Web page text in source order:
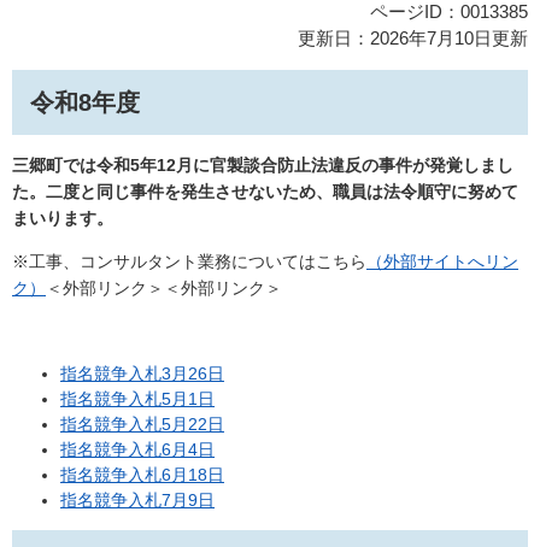
ページID：0013385
更新日：2026年7月10日更新
令和8年度
三郷町では令和5年12月に官製談合防止法違反の事件が発覚しまし
た。二度と同じ事件を発生させないため、職員は法令順守に努めて
まいります。
※工事、コンサルタント業務についてはこちら
（外部サイトへリン
ク）
＜外部リンク＞ ＜外部リンク＞
指名競争入札3月26日
指名競争入札5月1日
指名競争入札5月22日
指名競争入札6月4日
指名競争入札6月18日
指名競争入札7月9日